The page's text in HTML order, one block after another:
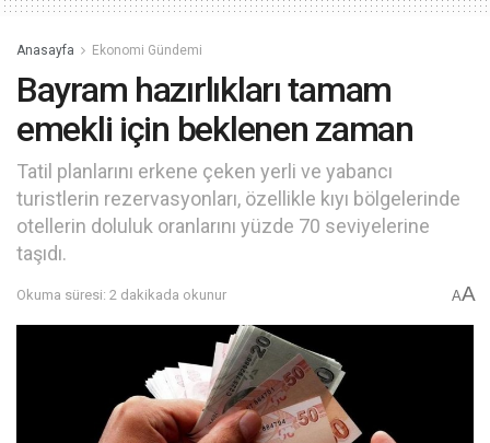
Anasayfa Ekonomi Gündemi
Bayram hazırlıkları tamam
emekli için beklenen zaman
Tatil planlarını erkene çeken yerli ve yabancı
turistlerin rezervasyonları, özellikle kıyı bölgelerinde
otellerin doluluk oranlarını yüzde 70 seviyelerine
taşıdı.
Okuma süresi: 2 dakikada okunur AA